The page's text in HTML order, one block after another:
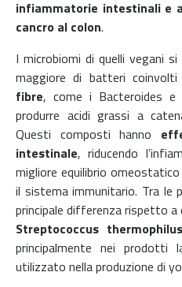
infiammatorie intestinali e
cancro al colon.
I microbiomi di quelli vegani
maggiore di batteri coinvolti
fibre, come i Bacteroides
produrre acidi grassi a
Questi composti hanno
intestinale, riducendo
migliore equilibrio
il sistema immunitario. Tra le
principale differenza rispetto a
Streptococcus thermophilus
principalmente nei prodotti
utilizzato nella produzione di